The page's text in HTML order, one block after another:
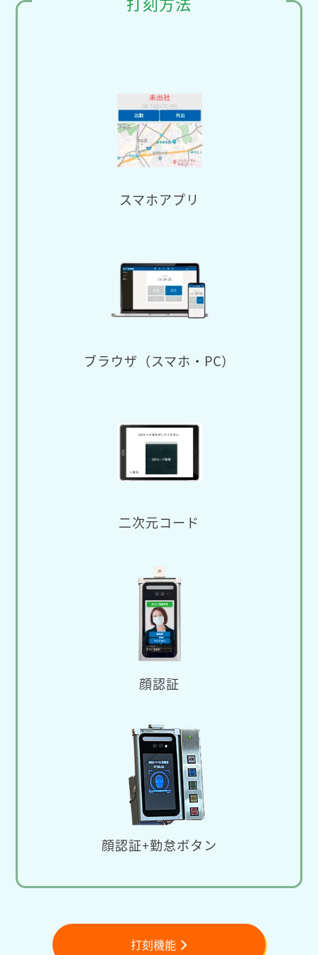
スマホアプリ
ブラウザ（スマホ・PC）
二次元コード
顔認証
顔認証+勤怠ボタン
打刻機能